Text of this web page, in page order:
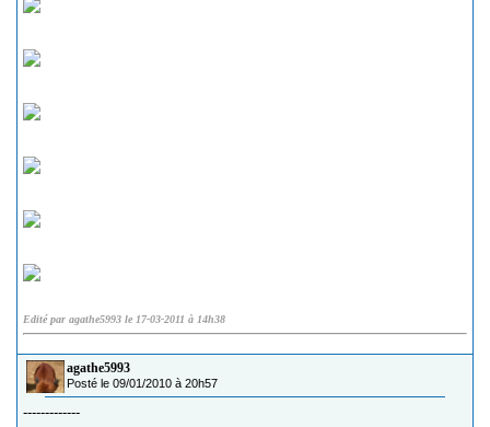
Edité par agathe5993 le 17-03-2011 à 14h38
agathe5993
Posté le 09/01/2010 à 20h57
-------------